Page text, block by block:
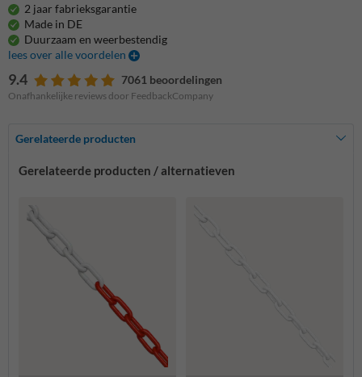
2 jaar fabrieksgarantie
Made in DE
Duurzaam en weerbestendig
lees over alle voordelen
9.4 7061 beoordelingen
Onafhankelijke reviews door FeedbackCompany
Gerelateerde producten
Gerelateerde producten / alternatieven